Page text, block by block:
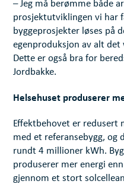
– Jeg må berømme både
prosjektutviklingen vi har
byggeprosjekter løses på
egenproduksjon av alt det
Dette er også bra for
Jordbakke.
Helsehuset produserer
Effektbehovet er redusert
med et referansebygg, og
rundt 4 millioner kWh.
produserer mer energi
gjennom et stort